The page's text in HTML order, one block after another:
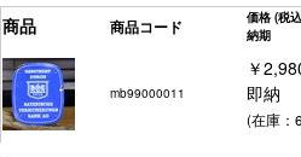
商品 商品コード 価格 (税
納期
mb99000011
￥
即納
(在庫：